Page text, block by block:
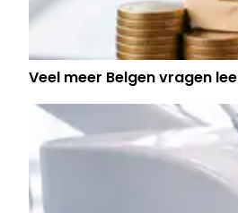
Veel meer Belgen vragen